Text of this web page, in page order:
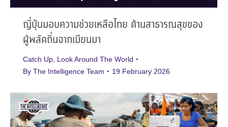
ญี่ปุ่นมอบความช่วยเหลือไทย ด้านสาธารณสุขของ
ผู้พลัดถิ่นจากเมียนมา
Catch Up Look Around The World
By The Intelligence Team 19 February 2026